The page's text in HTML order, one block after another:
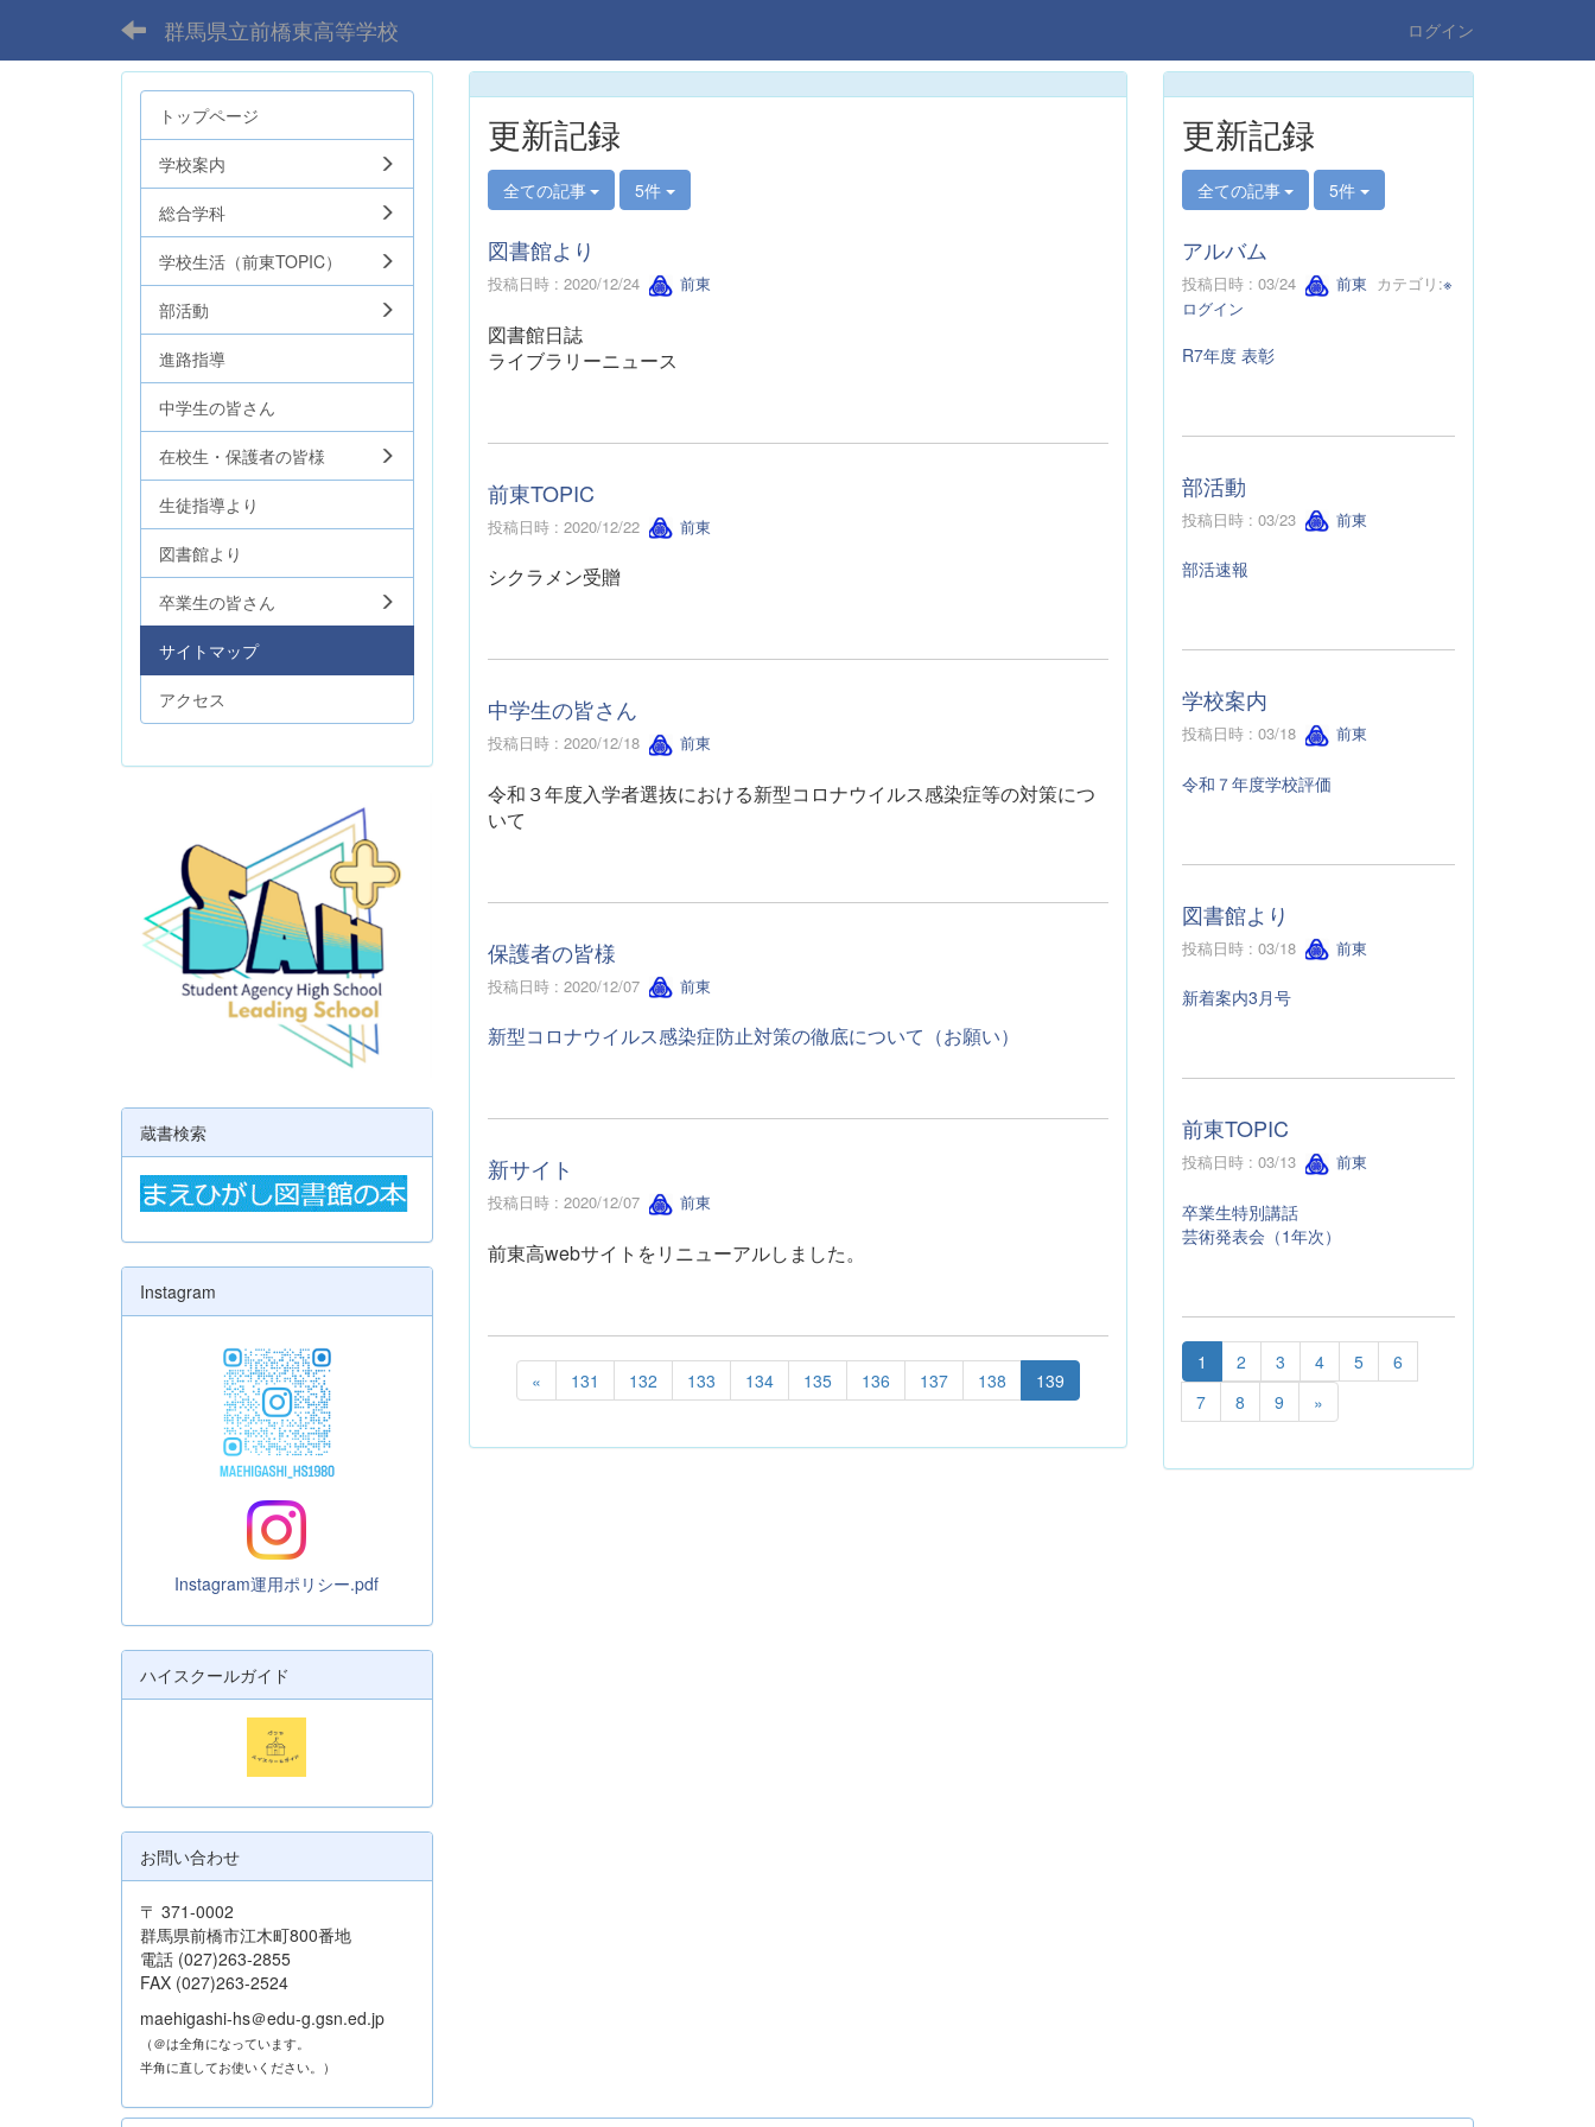
群馬県立前橋東高等学校 ログイン
更新記録
全ての記事 5件
図書館より
投稿日時 : 2020/12/24 前東
図書館日誌
ライブラリーニュース
前東TOPIC
投稿日時 : 2020/12/22 前東
シクラメン受贈
中学生の皆さん
投稿日時 : 2020/12/18 前東
令和３年度入学者選抜における新型コロナウイルス感染症等の対策につ
いて
保護者の皆様
投稿日時 : 2020/12/07 前東
新型コロナウイルス感染症防止対策の徹底について（お願い）
新サイト
投稿日時 : 2020/12/07 前東
前東高webサイトをリニューアルしました。
« 131 132 133 134 135 136 137 138 139
トップページ
学校案内
総合学科
学校生活（前東TOPIC）
部活動
進路指導
中学生の皆さん
在校生・保護者の皆様
生徒指導より
図書館より
卒業生の皆さん
サイトマップ
アクセス
蔵書検索
Instagram
Instagram運用ポリシー.pdf
ハイスクールガイド
お問い合わせ
〒 371-0002
群馬県前橋市江木町800番地
電話 (027)263-2855
FAX (027)263-2524
maehigashi-hs＠edu-g.gsn.ed.jp
（＠は全角になっています。
半角に直してお使いください。）
更新記録
全ての記事 5件
アルバム
投稿日時 : 03/24 前東 カテゴリ:※
ログイン
R7年度 表彰
部活動
投稿日時 : 03/23 前東
部活速報
学校案内
投稿日時 : 03/18 前東
令和７年度学校評価
図書館より
投稿日時 : 03/18 前東
新着案内3月号
前東TOPIC
投稿日時 : 03/13 前東
卒業生特別講話
芸術発表会（1年次）
1 2 3 4 5
6
7
8 9 »